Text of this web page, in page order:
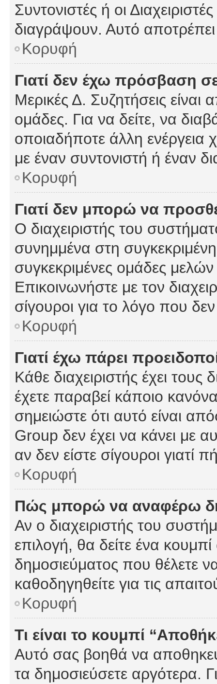
Συντονιστές ή οι
διαγράψουν. Αυτό
Κορυφή
Γιατί δεν έχω πρόσβαση
Μερικές Δ. Συζητήσεις είναι
ομάδες. Για να δείτε, να
οποιαδήποτε άλλη ενέργεια
με έναν συντονιστή ή έναν
Κορυφή
Γιατί δεν μπορώ να
Ο διαχειριστής του
συνημμένα στη
συγκεκριμένες ομάδες
Επικοινωνήστε με τον
σίγουροι για το λόγο που
Κορυφή
Γιατί έχω πάρει
Κάθε διαχειριστής έχει
έχετε παραβεί κάποιο
σημειώστε ότι αυτό είναι
Group δεν έχει να κάνει με
αν δεν είστε σίγουροι γιατί
Κορυφή
Πώς μπορώ να αναφέρω
Αν ο διαχειριστής του
επιλογή, θα δείτε ένα
δημοσιεύματος που θέλετε
καθοδηγηθείτε για τις
Κορυφή
Τι είναι το κουμπί
Αυτό σας βοηθά να
τα δημοσιεύσετε αργότερα.